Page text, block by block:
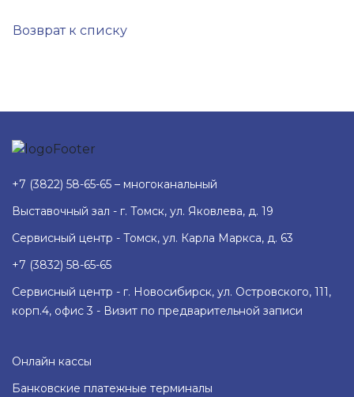
Возврат к списку
+7 (3822) 58-65-65 – многоканальный
Выставочный зал - г. Томск, ул. Яковлева, д. 19
Сервисный центр - Томск, ул. Карла Маркса, д. 63
+7 (3832) 58-65-65
Сервисный центр - г. Новосибирск, ул. Островского, 111,
корп.4, офис 3 - Визит по предварительной записи
Онлайн кассы
Банковские платежные терминалы